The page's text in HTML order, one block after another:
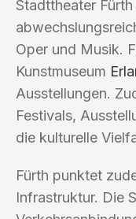
Stadttheater
Oper und Musik.
Kunstmuseum
Ausstellungen.
Festivals,
die kulturelle
Fürth punktet
Infrastruktur. Die